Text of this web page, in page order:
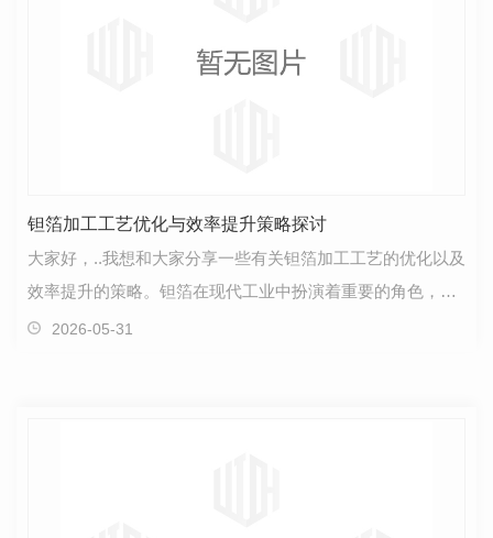
钽箔加工工艺优化与效率提升策略探讨
大家好，..我想和大家分享一些有关钽箔加工工艺的优化以及
效率提升的策略。钽箔在现代工业中扮演着重要的角色，因
其优良的性能而被广泛应用于各种领域。如何有效地…
2026-05-31